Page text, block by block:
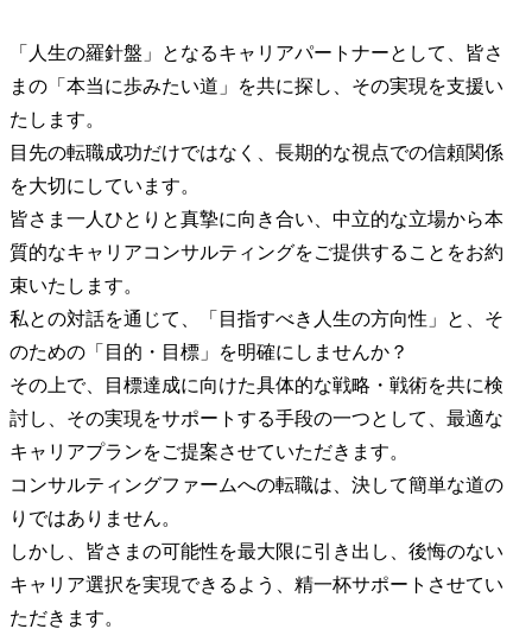
「人生の羅針盤」となるキャリアパートナーとして、皆さ
まの「本当に歩みたい道」を共に探し、その実現を支援い
たします。
目先の転職成功だけではなく、長期的な視点での信頼関係
を大切にしています。
皆さま一人ひとりと真摯に向き合い、中立的な立場から本
質的なキャリアコンサルティングをご提供することをお約
束いたします。
私との対話を通じて、「目指すべき人生の方向性」と、そ
のための「目的・目標」を明確にしませんか？
その上で、目標達成に向けた具体的な戦略・戦術を共に検
討し、その実現をサポートする手段の一つとして、最適な
キャリアプランをご提案させていただきます。
コンサルティングファームへの転職は、決して簡単な道の
りではありません。
しかし、皆さまの可能性を最大限に引き出し、後悔のない
キャリア選択を実現できるよう、精一杯サポートさせてい
ただきます。